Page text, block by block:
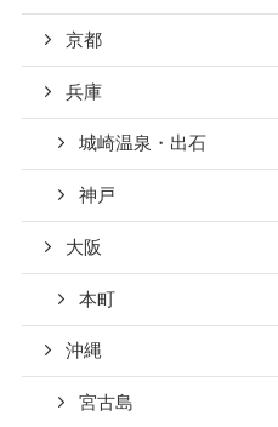
京都
兵庫
城崎温泉・出石
神戸
大阪
本町
沖縄
宮古島